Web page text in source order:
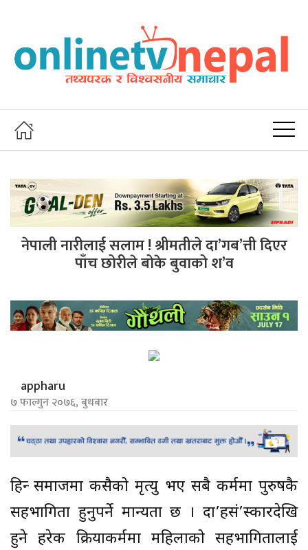
नेपाली नारीलाई सलाम ! श्रीमतीले दा’गब’त्ती दिएर
पाँच छोरीले बोके बुवाको श’व
appharu
७ फाल्गुन २०७६, बुधबार
हिन्दू समाजमा कसैको मृत्यु भए सबै कर्ममा पुरुषकै
सहभागिता हुनुपर्ने मान्यता छ । दा’हसं’स्कारदेखि
हुने हरेक क्रियाकर्ममा महिलाको सहभागितालाई